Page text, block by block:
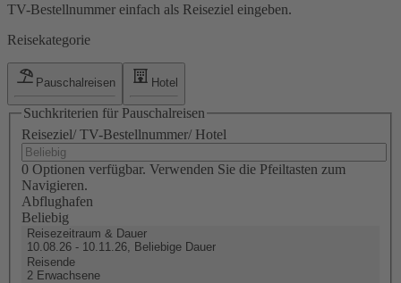
TV-Bestellnummer einfach als Reiseziel eingeben.
Reisekategorie
Pauschalreisen Hotel
Suchkriterien für Pauschalreisen
Reiseziel/ TV-Bestellnummer/ Hotel
0 Optionen verfügbar. Verwenden Sie die Pfeiltasten zum
Navigieren.
Abflughafen
Beliebig
Reisezeitraum & Dauer
10.08.26 - 10.11.26, Beliebige Dauer
Reisende
2 Erwachsene